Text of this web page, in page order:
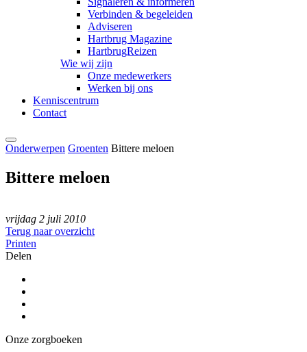
Verbinden & begeleiden
Adviseren
Hartbrug Magazine
HartbrugReizen
Wie wij zijn
Onze medewerkers
Werken bij ons
Kenniscentrum
Contact
Onderwerpen Groenten Bittere meloen
Bittere meloen
vrijdag 2 juli 2010
Terug naar overzicht
Printen
Delen
Onze zorgboeken